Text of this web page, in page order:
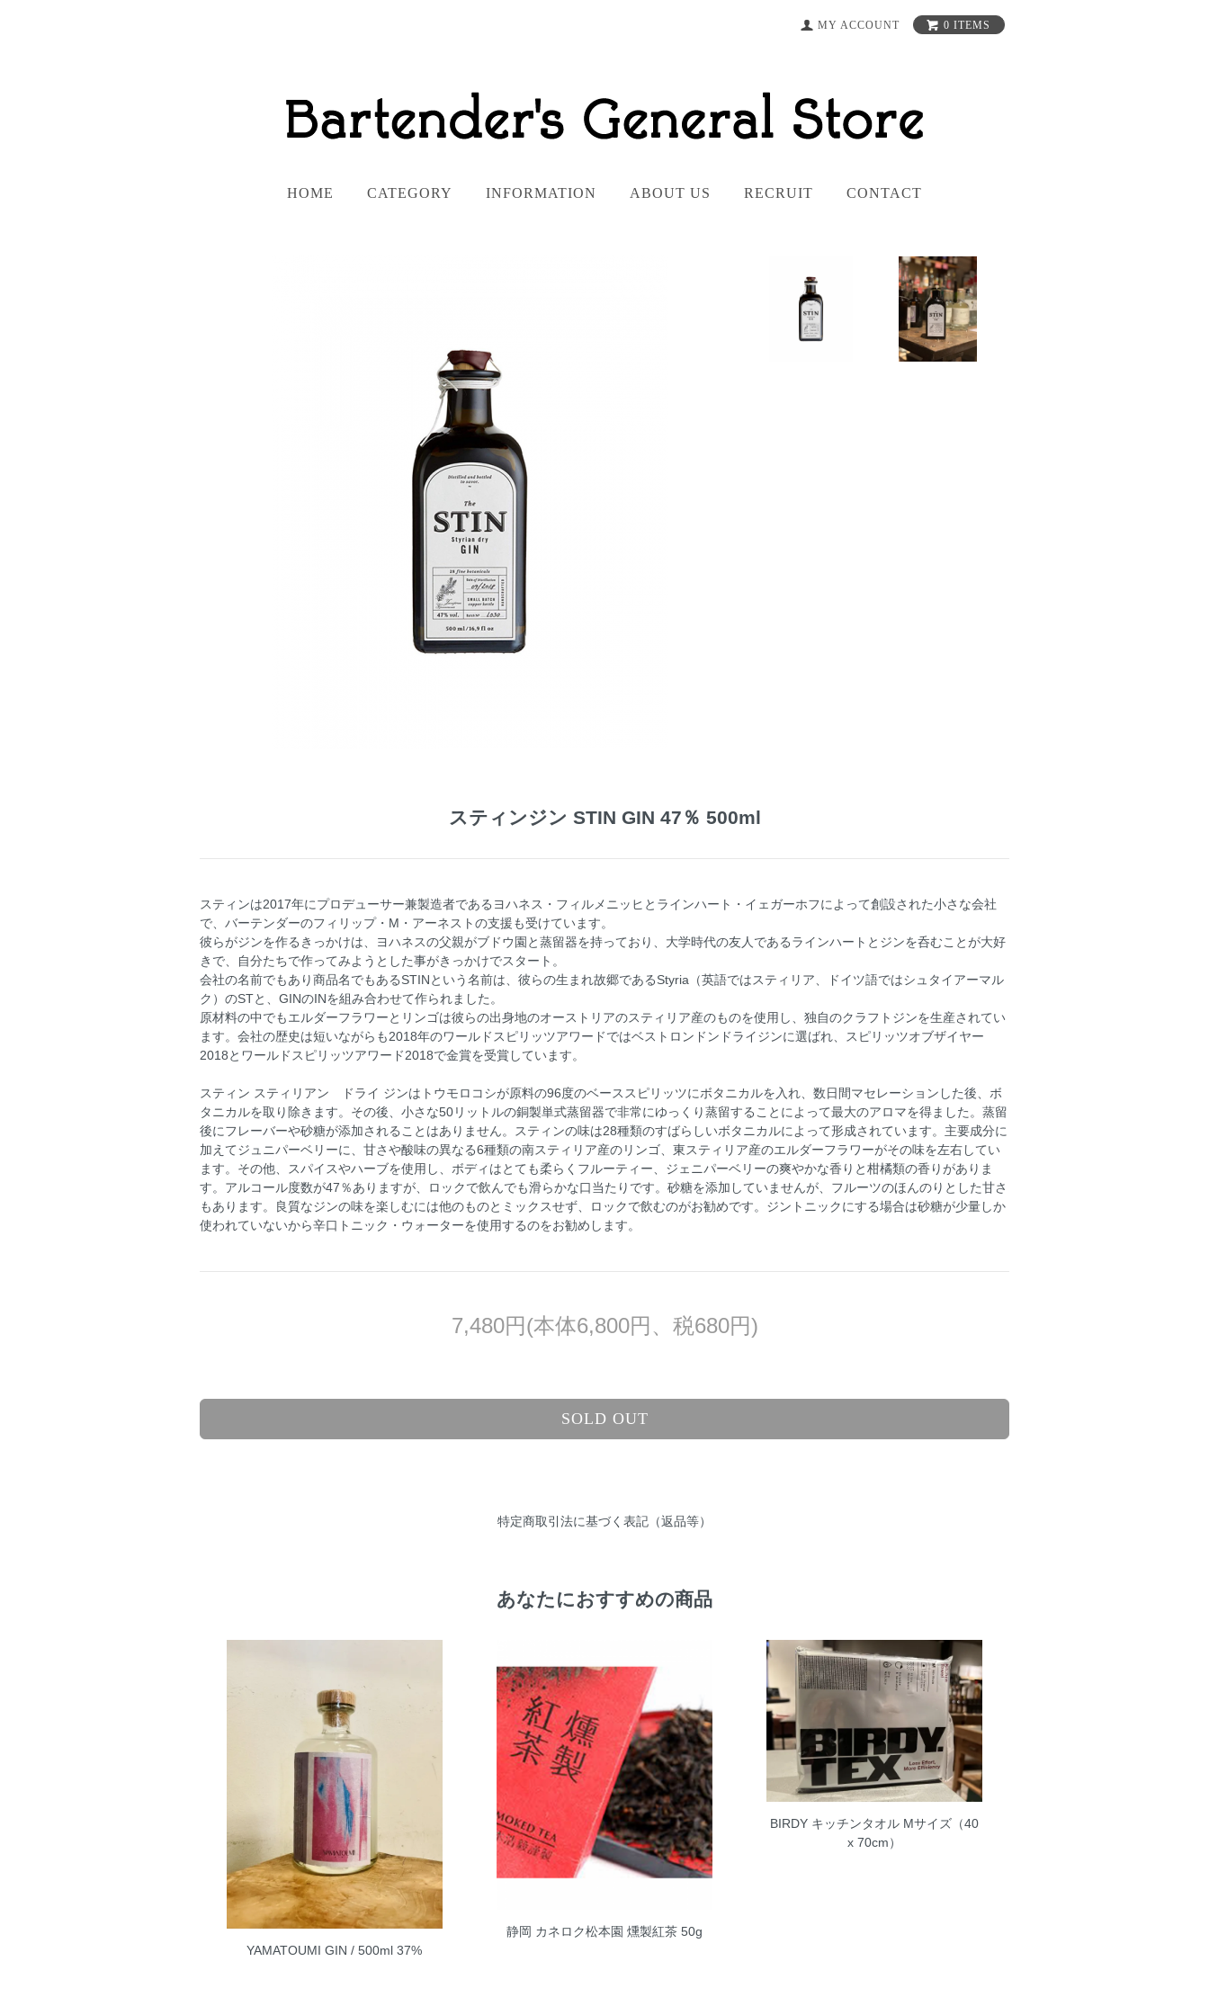
MY ACCOUNT 0 ITEMS
HOME CATEGORY INFORMATION ABOUT US RECRUIT CONTACT
スティンジン STIN GIN 47％ 500ml
スティンは2017年にプロデューサー兼製造者であるヨハネス・フィルメニッヒとラインハート・イェガーホフによって創設された小さな会社
で、バーテンダーのフィリップ・M・アーネストの支援も受けています。
彼らがジンを作るきっかけは、ヨハネスの父親がブドウ園と蒸留器を持っており、大学時代の友人であるラインハートとジンを呑むことが大好
きで、自分たちで作ってみようとした事がきっかけでスタート。
会社の名前でもあり商品名でもあるSTINという名前は、彼らの生まれ故郷であるStyria（英語ではスティリア、ドイツ語ではシュタイアーマル
ク）のSTと、GINのINを組み合わせて作られました。
原材料の中でもエルダーフラワーとリンゴは彼らの出身地のオーストリアのスティリア産のものを使用し、独自のクラフトジンを生産されてい
ます。会社の歴史は短いながらも2018年のワールドスピリッツアワードではベストロンドンドライジンに選ばれ、スピリッツオブザイヤー
2018とワールドスピリッツアワード2018で金賞を受賞しています。
スティン スティリアン ドライ ジンはトウモロコシが原料の96度のベーススピリッツにボタニカルを入れ、数日間マセレーションした後、ボ
タニカルを取り除きます。その後、小さな50リットルの銅製単式蒸留器で非常にゆっくり蒸留することによって最大のアロマを得ました。蒸留
後にフレーバーや砂糖が添加されることはありません。スティンの味は28種類のすばらしいボタニカルによって形成されています。主要成分に
加えてジュニパーベリーに、甘さや酸味の異なる6種類の南スティリア産のリンゴ、東スティリア産のエルダーフラワーがその味を左右してい
ます。その他、スパイスやハーブを使用し、ボディはとても柔らくフルーティー、ジェニパーベリーの爽やかな香りと柑橘類の香りがありま
す。アルコール度数が47％ありますが、ロックで飲んでも滑らかな口当たりです。砂糖を添加していませんが、フルーツのほんのりとした甘さ
もあります。良質なジンの味を楽しむには他のものとミックスせず、ロックで飲むのがお勧めです。ジントニックにする場合は砂糖が少量しか
使われていないから辛口トニック・ウォーターを使用するのをお勧めします。
7,480円(本体6,800円、税680円)
SOLD OUT
特定商取引法に基づく表記（返品等）
あなたにおすすめの商品
YAMATOUMI GIN / 500ml 37%
静岡 カネロク松本園 燻製紅茶 50g
BIRDY キッチンタオル Mサイズ（40
x 70cm）